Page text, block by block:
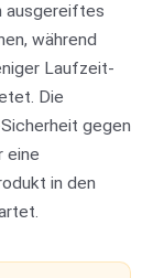
ausgereiftes
während
Laufzeit-
Die
gegen
eine
in den